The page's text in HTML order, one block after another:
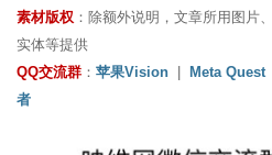
素材版权 ：除额外说明，文章所用图片
实体等提供
QQ交流群 ： 苹果Vision Meta Quest
者